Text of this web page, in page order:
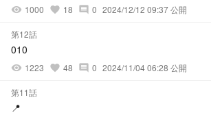
visibility 1000 favorite 18 comment 0 2024/12/12 09:37 公開
第12話
010
visibility 1223 favorite 48 comment 0 2024/11/04 06:28 公開
第11話
📍